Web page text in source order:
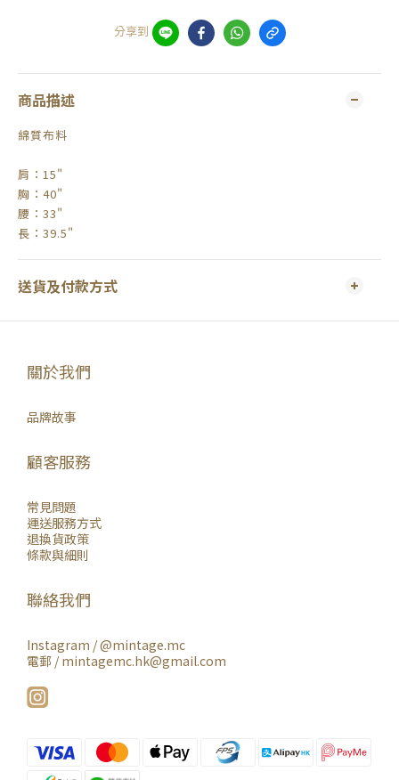
分享到
商品描述
綿質布料
肩：15"
胸：40"
腰：33"
長：39.5"
送貨及付款方式
關於我們
品牌故事
顧客服務
常見問題
運送服務方式
退換貨政策
條款與細則
聯絡我們
Instagram /@mintage.mc
電郵 / mintagemc.hk@gmail.com